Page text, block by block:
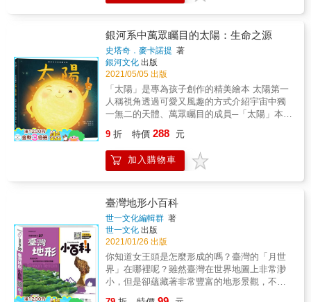
知識、環境保育、生活科技。 ✏學習領域：自
然科學、科技。 ✏核心素養：系統思考與解決
問題、規劃執行與創新應變、科技資訊與媒體
素養。 & 【驚嘆推薦】 ★10秒鐘教室(Yan)｜
趣味知識圖文作家 ★張美蘭(小熊媽)｜親職、
繪本作家 ★曾明騰｜SUPER教師 ★瘋狂理查
｜最狂的自然老師 ★顏聖紘｜國立中山大學生
物科學系副教授
發現。˙地球表面有71%被海洋覆蓋，海洋比你
想像中更重要！˙你不能錯過的海洋奧祕，全都
在這本書裡！
銀河系中萬眾矚目的太陽：生命之源
史塔奇．麥卡諾提 著
銀河文化 出版
2021/05/05 出版
「太陽」是專為孩子創作的精美繪本 太陽第一
人稱視角透過可愛又風趣的方式介紹宇宙中獨
一無二的天體、萬眾矚目的成員─「太陽」本書
不一樣本書中介紹太陽的基本結構組成，透過
圖文並茂的方式，讓小讀者能夠迅速學習到和
太陽相關的知識，並且透過圖片深植小朋友的
插圖，像是一場華麗的太陽系旅程。傳達豐富
的資訊、用圖片清楚地解析太陽系的相對位
置、體積等各項比例。透過專屬於太陽的身分
證，將太陽比喻成籃球和地球來對比大小，運
用夏天的溫度、烤爐的溫度等來對比太陽的溫
度。如此運用圖像的表現，清楚的刻畫出有趣
的對比。3、運用簡單的條列資訊和一問一答，
加深小讀者對太陽的認識本書的最後，作者透
9 折 特價 288 元
加入購物車
臺灣地形小百科
世一文化編輯群 著
世一文化 出版
2021/01/26 出版
你知道女王頭是怎麼形成的嗎？臺灣的「月世
界」在哪裡呢？雖然臺灣在世界地圖上非常渺
小，但是卻蘊藏著非常豐富的地形景觀，不僅